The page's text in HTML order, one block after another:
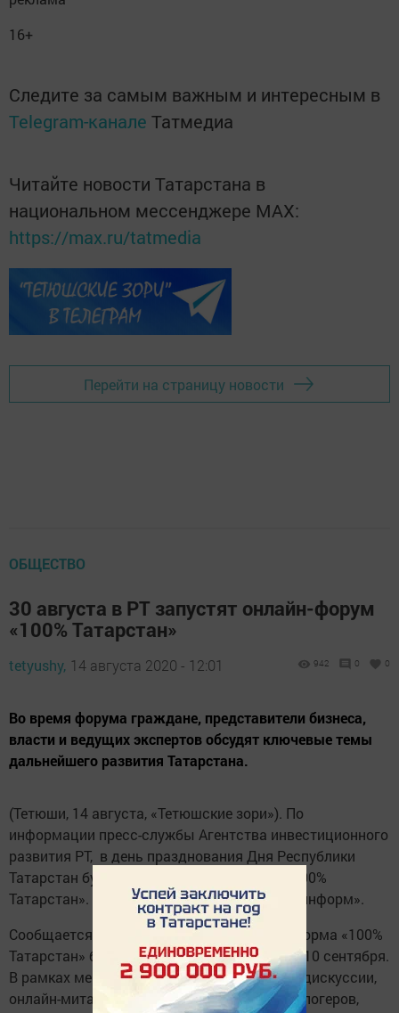
16+
Следите за самым важным и интересным в
Telegram-канале Татмедиа
Читайте новости Татарстана в
национальном мессенджере MАХ:
https://max.ru/tatmedia
Перейти на страницу новости
ОБЩЕСТВО
30 августа в РТ запустят онлайн-форум
«100% Татарстан»
tetyushy, 14 августа 2020 - 12:01 942 0 0
Во время форума граждане, представители бизнеса,
власти и ведущих экспертов обсудят ключевые темы
дальнейшего развития Татарстана.
(Тетюши, 14 августа, «Тетюшские зори»). По
информации пресс-службы Агентства инвестиционного
развития РТ, в день празднования Дня Республики
Татарстан будет запущен онлайн-форум «100%
Татарстан». Об этом сообщает ИА «Татар-информ».
Сообщается, что коммуникационная платформа «100%
Татарстан» будет работать с 30 августа по 10 сентября.
В рамках мероприятия пройдут панельные дискуссии,
онлайн-митапы, эфиры лидеров мнений и блогеров,